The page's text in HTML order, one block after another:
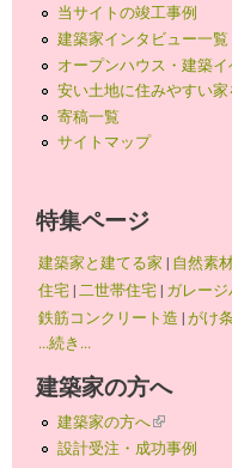
当サイトの竣工事例
建築家インタビュー一覧
オープンハウス・建築
安い土地に住みやすい
寄稿一覧
サイトマップ
特集ページ
建築家と建てる家 | 自然素
住宅|二世帯住宅| ガレー
鉄筋コンクリート造 |がけ
...続き...
建築家の方へ
建築家の方へ(link is
設計受注・成功事例